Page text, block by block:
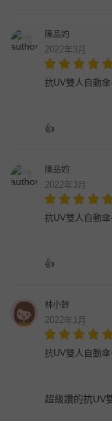
陳品妁
2022年3月
抗UV雙人自動傘
👍
陳品妁
2022年3月
抗UV雙人自動
👍
林小鈴
2022年1月
抗UV雙人自動
超級讚的抗UV